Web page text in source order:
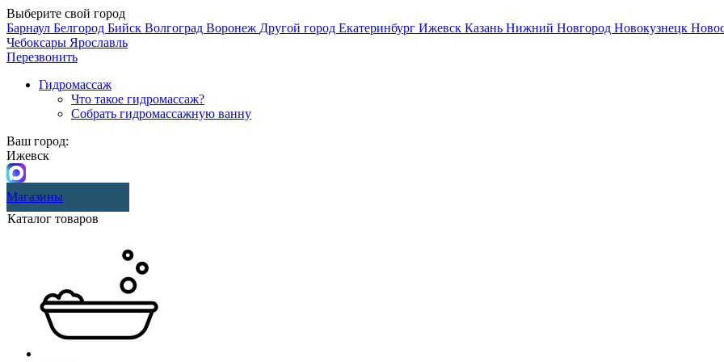
Выберите свой город
Барнаул Белгород Бийск Волгоград Воронеж Другой город Екатеринбург Ижевск Казань Нижний Новгород Новокузнецк
Чебоксары Ярославль
Перезвонить
Гидромассаж
Что такое гидромассаж?
Собрать гидромассажную ванну
Ваш город:
Ижевск
Магазины
Каталог товаров